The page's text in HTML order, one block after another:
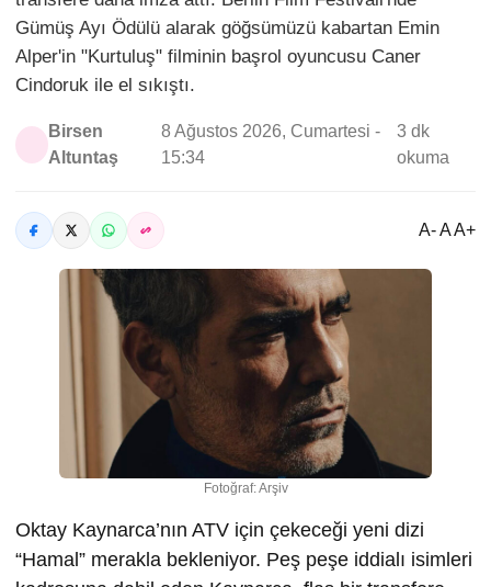
Gümüş Ayı Ödülü alarak göğsümüzü kabartan Emin
Alper'in "Kurtuluş" filminin başrol oyuncusu Caner
Cindoruk ile el sıkıştı.
Birsen
Altuntaş
8 Ağustos 2026, Cumartesi -
15:34
3 dk
okuma
A- A A+
Fotoğraf: Arşiv
Oktay Kaynarca’nın ATV için çekeceği yeni dizi
“Hamal” merakla bekleniyor. Peş peşe iddialı isimleri